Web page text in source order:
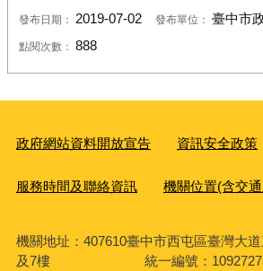
發布日期： 2019-07-02 發布單位： 臺中市
點閱次數： 888
政府網站資料開放宣告 資訊安全政策
服務時間及聯絡資訊 機關位置(含交
機關地址：407610臺中市西屯區臺灣大
及7樓 統一編號：